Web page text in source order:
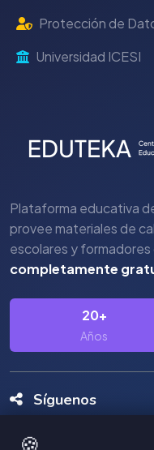
Protección de
Universidad ICESI
Plataforma educativa
provee materiales de
escolares y
completamente
20+
Años
Síguenos